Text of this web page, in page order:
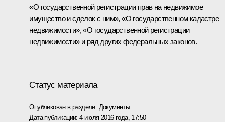
«О государственной регистрации прав на недвижимое
имущество и сделок с ним», «О государственном кадастре
недвижимости», «О государственной регистрации
недвижимости» и ряд других федеральных законов.
Статус материала
Опубликован в разделе: Документы
Дата публикации:4 июля 2016 года, 17:50